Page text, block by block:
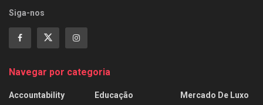
Siga-nos
Navegar por categoria
Accountability
Educação
Mercado De Luxo